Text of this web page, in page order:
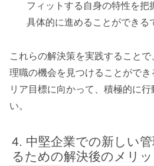
フィットする自身の特性を把
具体的に進めることができる
これらの解決策を実践すること
理職の機会を見つけることがで
リア目標に向かって、積極的に
い。
中堅企業での新しい
るための解決後のメリッ